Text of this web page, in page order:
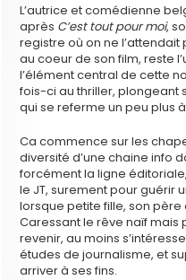
L’autrice et comédienne
après C’est tout pour moi,
registre où on ne
au coeur de son film, reste
l’élément central de cette
fois-ci au thriller, plongeant
qui se referme un peu plus
Ca commence sur les
diversité d’une chaine info
forcément la ligne
le JT, surement pour guérir
lorsque petite fille, son
Caressant le rêve naïf mais
revenir, au moins
études de journalisme, et
arriver à ses fins.